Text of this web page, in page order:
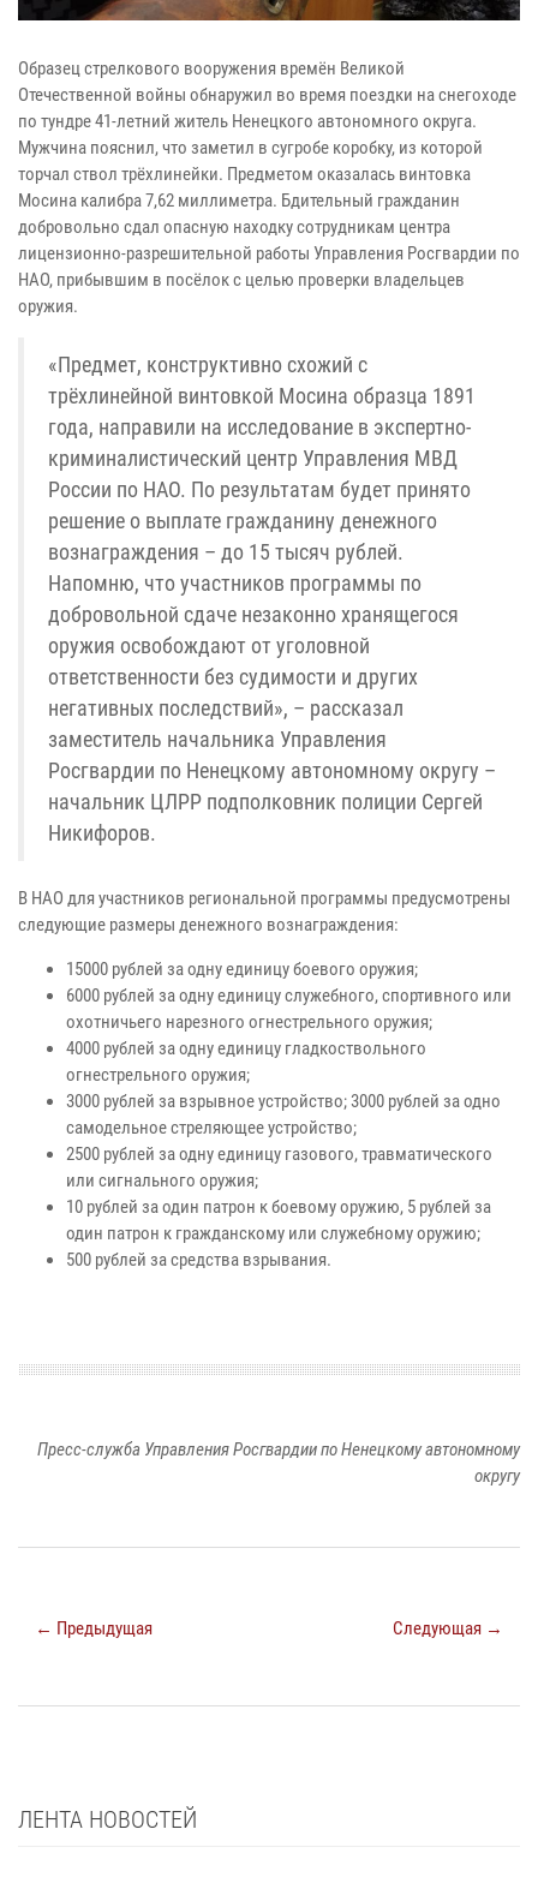
Образец стрелкового вооружения времён Великой
Отечественной войны обнаружил во время поездки на снегоходе
по тундре 41-летний житель Ненецкого автономного округа.
Мужчина пояснил, что заметил в сугробе коробку, из которой
торчал ствол трёхлинейки. Предметом оказалась винтовка
Мосина калибра 7,62 миллиметра. Бдительный гражданин
добровольно сдал опасную находку сотрудникам центра
лицензионно-разрешительной работы Управления Росгвардии по
НАО, прибывшим в посёлок с целью проверки владельцев
оружия.
«Предмет, конструктивно схожий с
трёхлинейной винтовкой Мосина образца 1891
года, направили на исследование в экспертно-
криминалистический центр Управления МВД
России по НАО. По результатам будет принято
решение о выплате гражданину денежного
вознаграждения – до 15 тысяч рублей.
Напомню, что участников программы по
добровольной сдаче незаконно хранящегося
оружия освобождают от уголовной
ответственности без судимости и других
негативных последствий», – рассказал
заместитель начальника Управления
Росгвардии по Ненецкому автономному округу –
начальник ЦЛРР подполковник полиции Сергей
Никифоров.
В НАО для участников региональной программы предусмотрены
следующие размеры денежного вознаграждения:
15000 рублей за одну единицу боевого оружия;
6000 рублей за одну единицу служебного, спортивного или
охотничьего нарезного огнестрельного оружия;
4000 рублей за одну единицу гладкоствольного
огнестрельного оружия;
3000 рублей за взрывное устройство; 3000 рублей за одно
самодельное стреляющее устройство;
2500 рублей за одну единицу газового, травматического
или сигнального оружия;
10 рублей за один патрон к боевому оружию, 5 рублей за
один патрон к гражданскому или служебному оружию;
500 рублей за средства взрывания.
Пресс-служба Управления Росгвардии по Ненецкому автономному
округу
← Предыдущая Следующая →
ЛЕНТА НОВОСТЕЙ